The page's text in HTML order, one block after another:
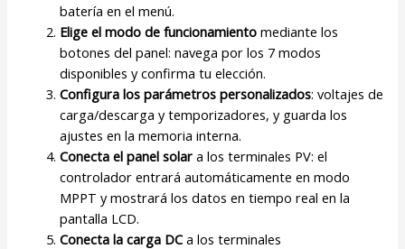
batería en el menú.
Elige el modo de funcionamiento mediante los
botones del panel: navega por los 7 modos
disponibles y confirma tu elección.
Configura los parámetros personalizados: voltajes de
carga/descarga y temporizadores, y guarda los
ajustes en la memoria interna.
Conecta el panel solar a los terminales PV: el
controlador entrará automáticamente en modo
MPPT y mostrará los datos en tiempo real en la
pantalla LCD.
Conecta la carga DCa los terminales